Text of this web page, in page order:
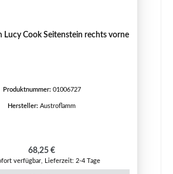
Cook Seitenstein rechts vorne
Produktnummer: 01006727
Hersteller: Austroflamm
Regulärer Preis:
68,25 €
verfügbar, Lieferzeit: 2-4 Tage